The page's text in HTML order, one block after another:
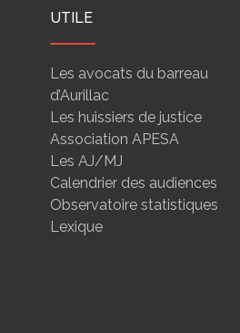
UTILE
Les avocats du barreau
d’Aurillac
Les huissiers de justice
Association APESA
Les AJ/MJ
Calendrier des audiences
Observatoire statistiques
Lexique